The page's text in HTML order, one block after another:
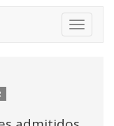
Toggle